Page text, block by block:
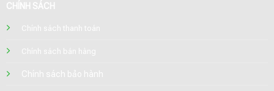
CHÍNH SÁCH
Chính sách thanh toán
Chính sách bán hàng
Chính sách bảo hành